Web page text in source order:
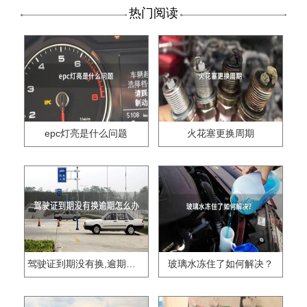
热门阅读
epc灯亮是什么问题 火花塞更换周期
驾驶证到期没有换,逾期怎么办?? 玻璃水冻住了如何解决？